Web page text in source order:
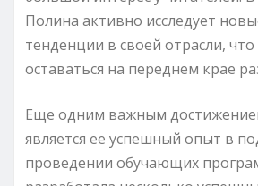
Полина активно исследует
тенденции в своей отрасли,
оставаться на переднем крае
Еще одним важным
является ее успешный опыт в
проведении обучающих